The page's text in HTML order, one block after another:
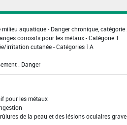
milieu aquatique - Danger chronique, catégorie
corrosifs pour les métaux - Catégorie 1
irritation cutanée - Catégories 1A
: Danger
pour les métaux
de la peau et des lésions oculaires